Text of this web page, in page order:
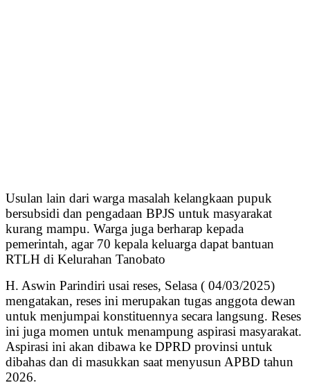
Usulan lain dari warga masalah kelangkaan pupuk
bersubsidi dan pengadaan BPJS untuk masyarakat
kurang mampu. Warga juga berharap kepada
pemerintah, agar 70 kepala keluarga dapat bantuan
RTLH di Kelurahan Tanobato
H. Aswin Parindiri usai reses, Selasa ( 04/03/2025)
mengatakan, reses ini merupakan tugas anggota dewan
untuk menjumpai konstituennya secara langsung. Reses
ini juga momen untuk menampung aspirasi masyarakat.
Aspirasi ini akan dibawa ke DPRD provinsi untuk
dibahas dan di masukkan saat menyusun APBD tahun
2026.